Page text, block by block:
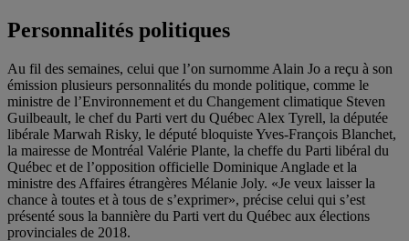
Personnalités politiques
Au fil des semaines, celui que l’on surnomme Alain Jo a reçu à son
émission plusieurs personnalités du monde politique, comme le
ministre de l’Environnement et du Changement climatique Steven
Guilbeault, le chef du Parti vert du Québec Alex Tyrell, la députée
libérale Marwah Risky, le député bloquiste Yves-François Blanchet,
la mairesse de Montréal Valérie Plante, la cheffe du Parti libéral du
Québec et de l’opposition officielle Dominique Anglade et la
ministre des Affaires étrangères Mélanie Joly. «Je veux laisser la
chance à toutes et à tous de s’exprimer», précise celui qui s’est
présenté sous la bannière du Parti vert du Québec aux élections
provinciales de 2018.